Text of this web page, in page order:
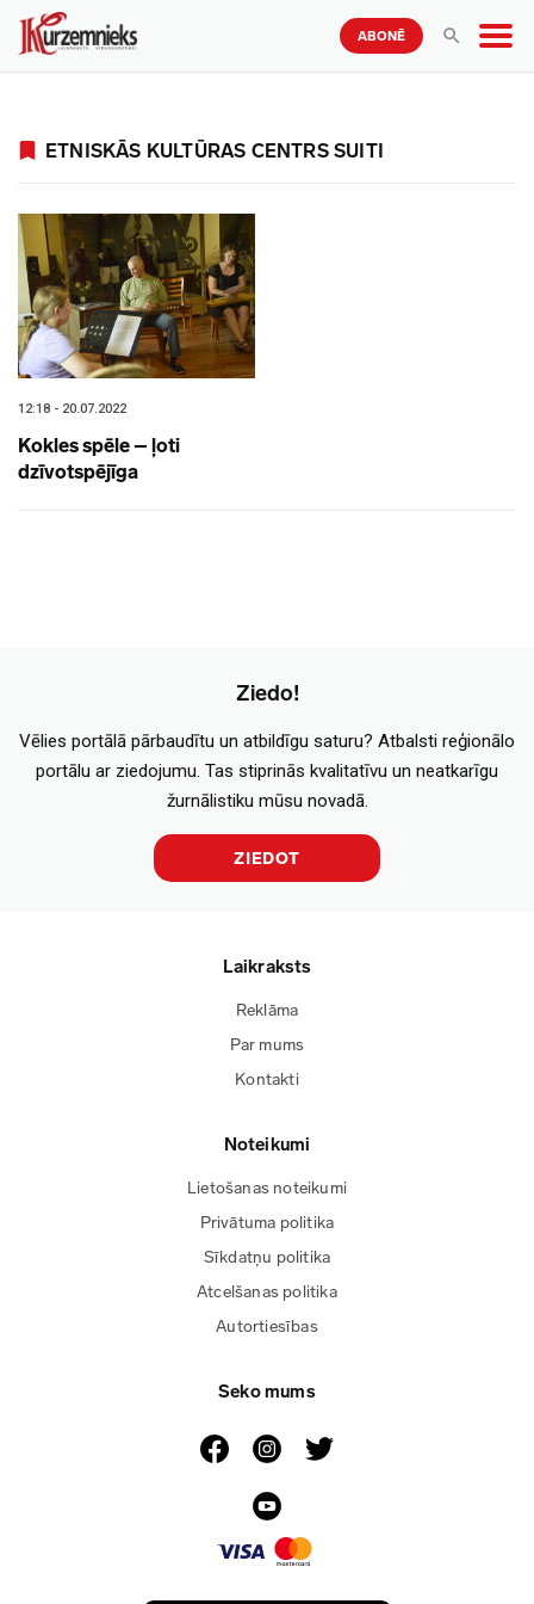
ABONĒ
ETNISKĀS KULTŪRAS CENTRS SUITI
12:18 - 20.07.2022
Kokles spēle – ļoti
dzīvotspējīga
Ziedo!
Vēlies portālā pārbaudītu un atbildīgu saturu? Atbalsti reģionālo
portālu ar ziedojumu. Tas stiprinās kvalitatīvu un neatkarīgu
žurnālistiku mūsu novadā.
ZIEDOT
Laikraksts
Reklāma
Par mums
Kontakti
Noteikumi
Lietošanas noteikumi
Privātuma politika
Sīkdatņu politika
Atcelšanas politika
Autortiesības
Seko mums